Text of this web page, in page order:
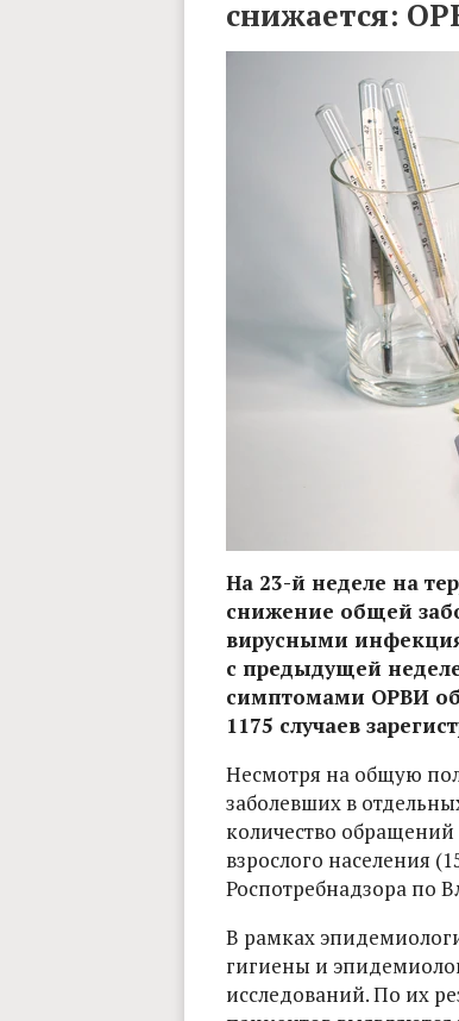
снижается:
На 23-й неделе на
снижение общей
вирусными
с предыдущей
симптомами ОРВИ
1175 случаев
Несмотря на общую
заболевших в
количество обращений
взрослого населения
Роспотребнадзора по
В рамках
гигиены и
исследований. По их